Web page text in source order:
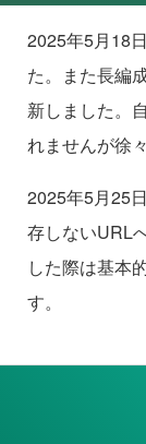
2025年5月18
た。また長編
新しました。
れませんが徐
2025年5月25
存しないURL
した際は基本
す。